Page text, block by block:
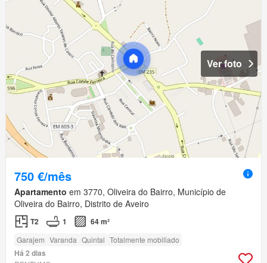
Ver foto
750 €/mês
Apartamento em 3770, Oliveira do Bairro, Município de
Oliveira do Bairro, Distrito de Aveiro
T2 1 64 m²
Garajem Varanda Quintal Totalmente mobiliado
Há 2 dias